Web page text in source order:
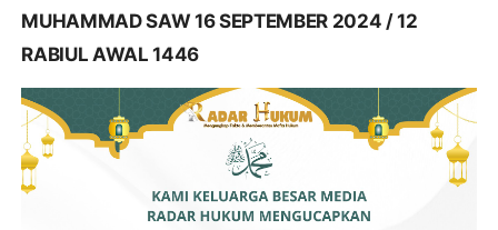
MUHAMMAD SAW 16 SEPTEMBER 2024 / 12
RABIUL AWAL 1446